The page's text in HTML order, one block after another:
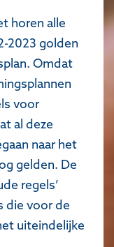
horen alle
2023 golden
Omdat
voor
al deze
naar het
gelden. De
regels’
die voor de
uiteindelijke